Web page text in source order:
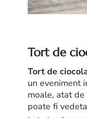
Tort de
Tort de
un eveniment
moale, atat
poate fi